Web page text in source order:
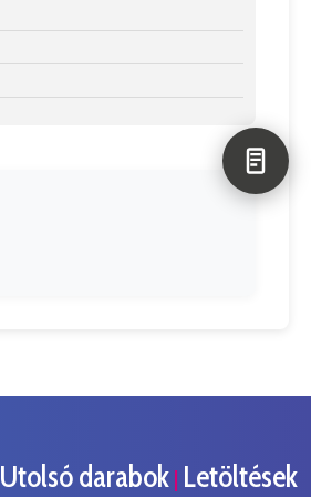
Utolsó darabok | Letöltések